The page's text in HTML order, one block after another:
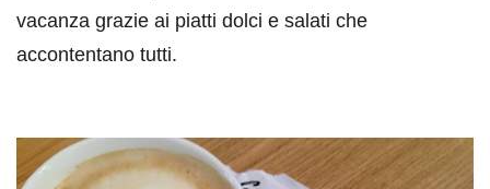
vacanza grazie ai piatti dolci e salati che
accontentano tutti.